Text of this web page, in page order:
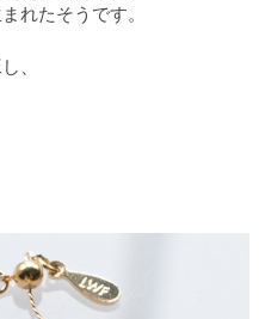
れたそうです。
、